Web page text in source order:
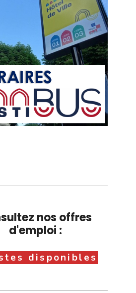
nos offres
d'emploi :
disponibles